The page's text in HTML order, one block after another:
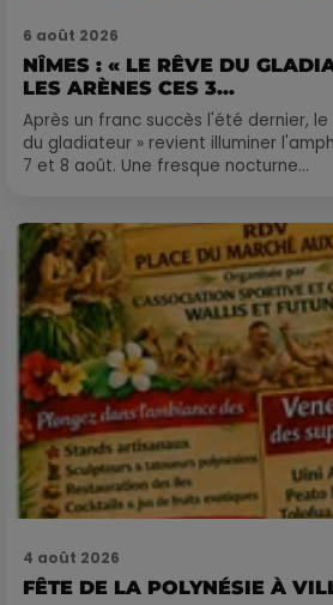
6 août 2026
NÎMES : « LE RÊVE DU
LES ARÈNES CES 3...
Après un franc succès l'été dernier, le
du gladiateur » revient illuminer
7 et 8 août. Une fresque nocturne...
4 août 2026
FÊTE DE LA POLYNÉSIE À